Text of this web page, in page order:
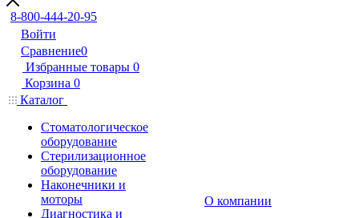
8-800-444-20-95
Войти
Сравнение0
Избранные товары 0
Корзина 0
Каталог
Стоматологическое
оборудование
Стерилизационное
оборудование
Наконечники и
моторы
Диагностика и
О компании